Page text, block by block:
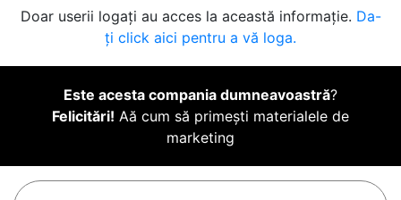
Doar userii logați au acces la această informație. Da-
ți click aici pentru a vă loga.
Este acesta compania dumneavoastră?
Felicitări! Aă cum să primești materialele de
marketing